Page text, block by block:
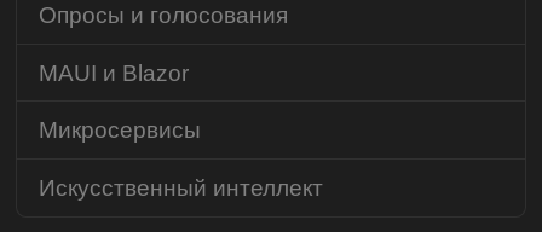
Опросы и голосования
MAUI и Blazor
Микросервисы
Искусственный интеллект